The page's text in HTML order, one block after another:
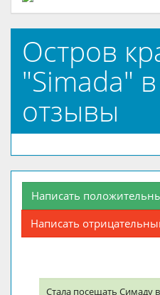
Остров
"Simada"
отзывы
Написать
Написать
Стала посещать Симаду